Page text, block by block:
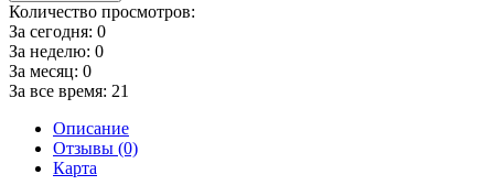
Количество просмотров:
За сегодня: 0
За неделю: 0
За месяц: 0
За все время: 21
Описание
Отзывы (0)
Карта